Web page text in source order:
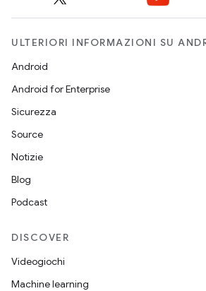
ULTERIORI INFORMAZIONI SU
Android
Android for Enterprise
Sicurezza
Source
Notizie
Blog
Podcast
DISCOVER
Videogiochi
Machine learning